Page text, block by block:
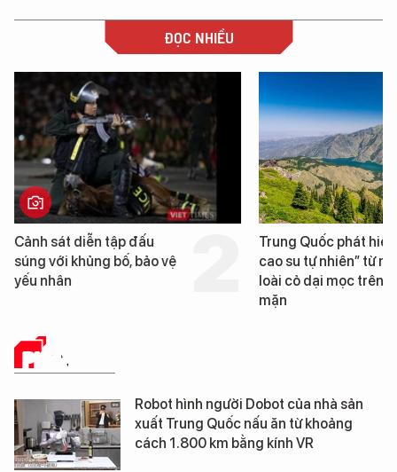
ĐỌC NHIỀU
Trung Quốc phát hiện “mỏ
cao su tự nhiên” từ một
loài cỏ dại mọc trên đất
Loạt dự án bất
Đà Nẵng sắp bị
PHÂN TÍCH
Robot hình người Dobot của nhà sản
xuất Trung Quốc nấu ăn từ khoảng
cách 1.800 km bằng kính VR